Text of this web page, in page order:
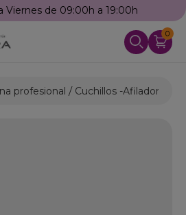
Viernes de 09:00h a 19:00h
0
profesional Cuchillos -Afiladores